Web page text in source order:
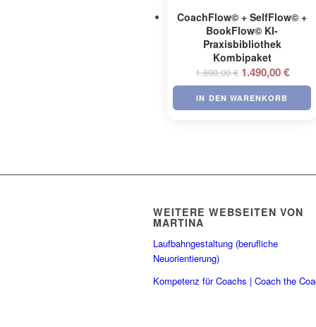
CoachFlow© + SelfFlow© +
BookFlow© KI-
Praxisbibliothek
Kombipaket
1.690,00€ Ursprünglicher
Preis
war:
1.490,00€
Preis
IN DEN WARENKORB
WEITERE WEBSEITEN VON
MARTINA
Laufbahngestaltung (berufliche
Neuorientierung)
Kompetenz für Coachs | Coach the